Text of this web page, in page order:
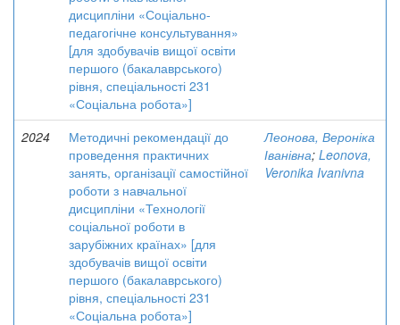
дисципліни «Соціально-
педагогічне консультування»
[для здобувачів вищої освіти
першого (бакалаврського)
рівня, спеціальності 231
«Соціальна робота»]
2024
Методичні рекомендації до
проведення практичних
занять, організації самостійної
роботи з навчальної
дисципліни «Технології
соціальної роботи в
зарубіжних країнах» [для
здобувачів вищої освіти
першого (бакалаврського)
рівня, спеціальності 231
«Соціальна робота»]
Леонова, Вероніка
Іванівна; Leonova,
Veronika Ivanivna